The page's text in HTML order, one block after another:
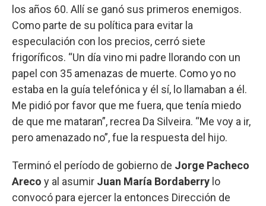
los años 60. Allí se ganó sus primeros enemigos.
Como parte de su política para evitar la
especulación con los precios, cerró siete
frigoríficos. “Un día vino mi padre llorando con un
papel con 35 amenazas de muerte. Como yo no
estaba en la guía telefónica y él sí, lo llamaban a él.
Me pidió por favor que me fuera, que tenía miedo
de que me mataran”, recrea Da Silveira. “Me voy a ir,
pero amenazado no”, fue la respuesta del hijo.
Terminó el período de gobierno de Jorge Pacheco
Areco y al asumir Juan María Bordaberry lo
convocó para ejercer la entonces Dirección de